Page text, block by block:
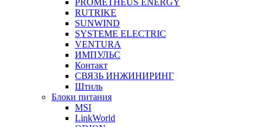
PROMETHEUS ENERGY
RUTRIKE
SUNWIND
SYSTEME ELECTRIC
VENTURA
ИМПУЛЬС
Контакт
СВЯЗЬ ИНЖИНИРИНГ
Штиль
Блоки питания
MSI
LinkWorld